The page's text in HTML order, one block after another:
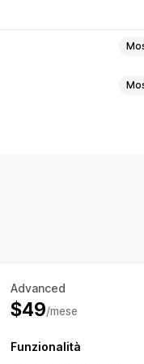
degli ordini
Advanced
$49/mese
Funzionalità